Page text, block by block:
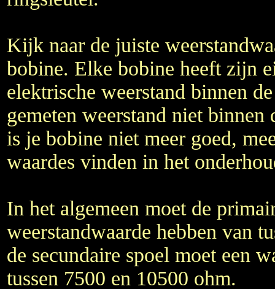
Kijk naar de juiste
bobine. Elke bobine heeft zijn
elektrische weerstand binnen
gemeten weerstand niet binnen
is je bobine niet meer goed,
waardes vinden in het
In het algemeen moet de
weerstandwaarde hebben van
de secundaire spoel moet een
tussen 7500 en 10500 ohm.